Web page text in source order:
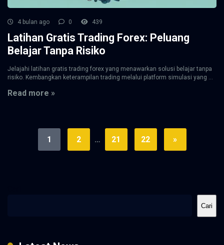
4 bulan ago 0 439
Latihan Gratis Trading Forex: Peluang
Belajar Tanpa Risiko
Jelajahi latihan gratis trading forex yang menawarkan solusi belajar tanpa
risiko. Kembangkan keterampilan trading melalui platform simulasi yang ...
Read more »
1 2 … 21 22 »
Cari